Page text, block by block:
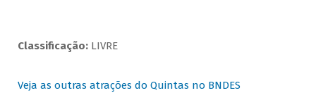
Classificação: LIVRE
Veja as outras atrações do Quintas no BNDES